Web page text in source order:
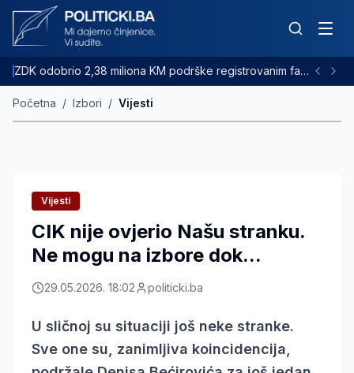
ZDK odobrio 2,38 miliona KM podrške registrovanim farmama goveda
Početna / Izbori / Vijesti
Vijesti
CIK nije ovjerio Našu stranku.
Ne mogu na izbore dok...
29.05.2026. 18:02 politicki.ba
U sličnoj su situaciji još neke stranke.
Sve one su, zanimljiva koincidencija,